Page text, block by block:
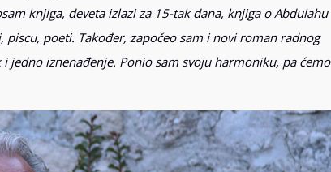
knjiga, deveta izlazi za 15-tak dana, knjiga o Abdulahu
poeti. Također, započeo sam i novi roman radnog
i jedno iznenađenje. Ponio sam svoju harmoniku, pa ćemo